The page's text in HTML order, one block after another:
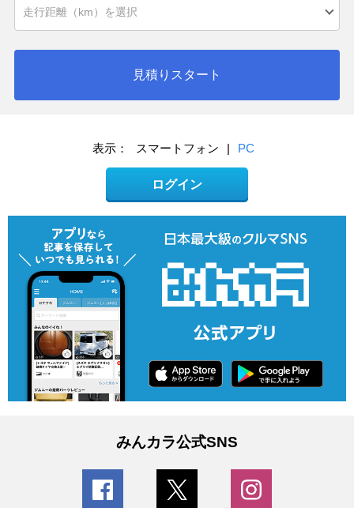
見積りスタート
表示： スマートフォン | PC
ログイン
みんカラ公式SNS